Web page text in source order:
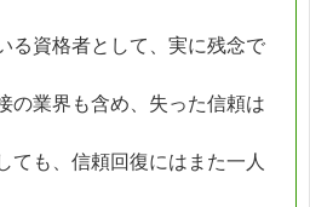
る資格者として、実に残念で
の業界も含め、失った信頼は
ても、信頼回復にはまた一人